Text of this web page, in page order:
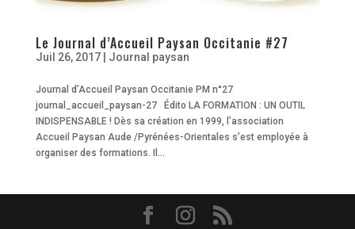
Le Journal d’Accueil Paysan Occitanie #27
Juil 26, 2017| Journal paysan
Journal d’Accueil Paysan Occitanie PM n°27
journal_accueil_paysan-27 Édito LA FORMATION : UN OUTIL
INDISPENSABLE ! Dès sa création en 1999, l’association
Accueil Paysan Aude /Pyrénées-Orientales s’est employée à
organiser des formations. Il...